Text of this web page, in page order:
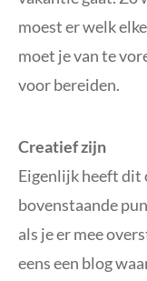
moest er welk
moet je van te
voor bereiden.
Creatief zijn
Eigenlijk heeft dit
bovenstaande
als je er mee
eens een blog